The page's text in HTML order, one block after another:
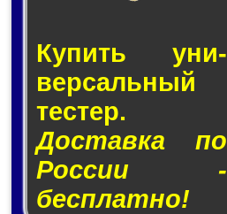
Купить уни­
вер­саль­ный
тес­тер.
Доставка по
России -
бесплатно!